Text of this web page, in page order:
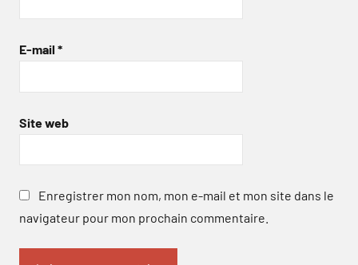
E-mail *
Site web
Enregistrer mon nom, mon e-mail et mon site dans le
navigateur pour mon prochain commentaire.